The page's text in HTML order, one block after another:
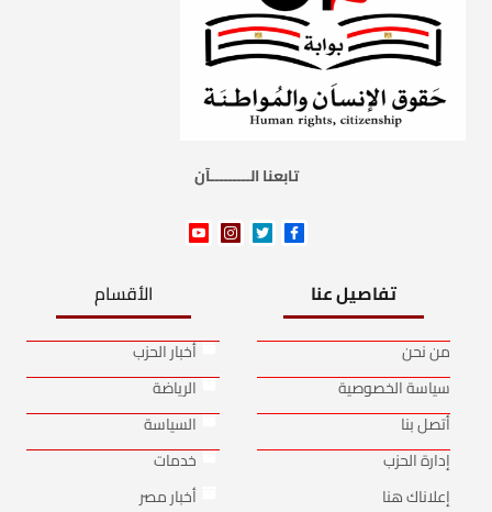
تابعنا الـــــــــآن
تفاصيل عنا
من نحن
سياسة الخصوصية
أتصل بنا
إدارة الحزب
إعلاناك هنا
الأقسام
أخبار الحزب
الرياضة
السياسة
خدمات
أخبار مصر